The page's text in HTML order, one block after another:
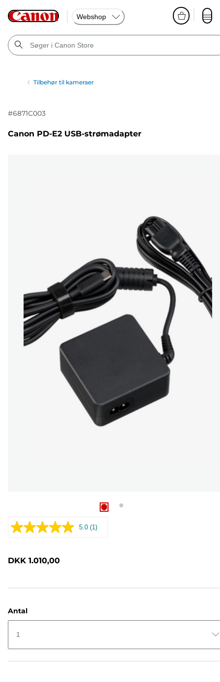
Webshop
Tilbehør til kameraer
#6871C003
Canon PD-E2 USB-strømadapter
5.0 Læs
(1)
DKK 1.010,00
Antal
1